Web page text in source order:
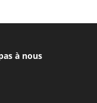
à nous